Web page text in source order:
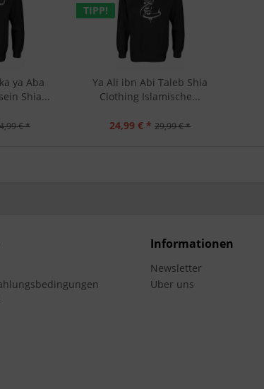
ya Aba
Shia...
€ *
TIPP!
Ya Ali ibn Abi Taleb Shia
Clothing Islamische...
24,99 € * 29,99 € *
Informationen
Newsletter
Über uns